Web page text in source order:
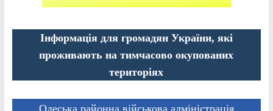
Інформація для громадян України, які
проживають на тимчасово окупованих
територіях
Одеська районна військова адміністрація